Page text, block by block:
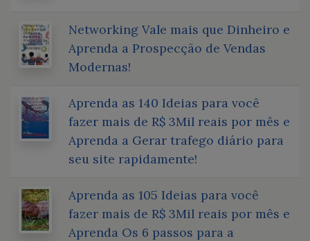
Networking Vale mais que Dinheiro e
Aprenda a Prospecção de Vendas
Modernas!
Aprenda as 140 Ideias para você
fazer mais de R$ 3Mil reais por mês e
Aprenda a Gerar trafego diário para
seu site rapidamente!
Aprenda as 105 Ideias para você
fazer mais de R$ 3Mil reais por mês e
Aprenda Os 6 passos para a